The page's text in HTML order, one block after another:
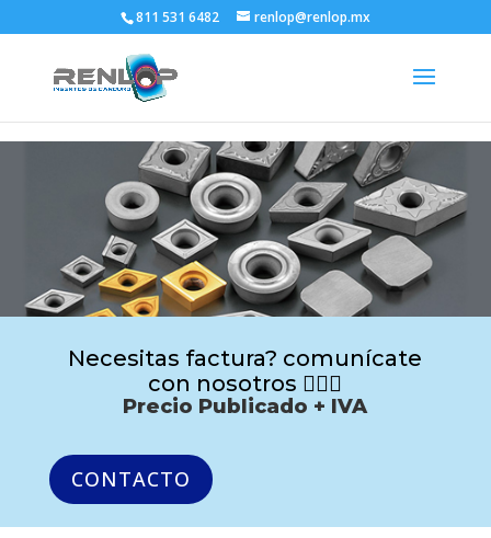
811 531 6482 renlop@renlop.mx
Necesitas factura? comunícate
con nosotros 🙋🏻‍♂️
Precio Publicado + IVA
CONTACTO